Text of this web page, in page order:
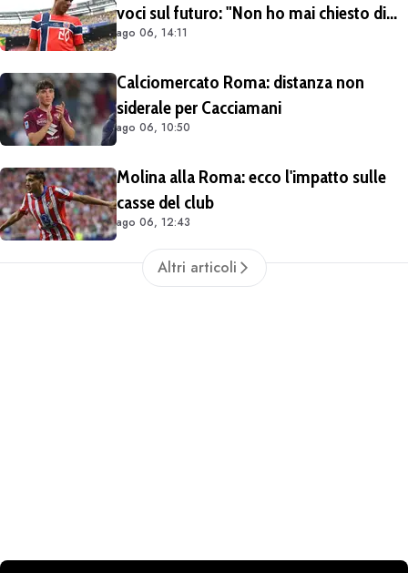
voci sul futuro: "Non ho mai chiesto di
lasciare il Lipsia. I media possono scrivere
ago 06, 14:11
Calciomercato Roma: distanza non
siderale per Cacciamani
ago 06, 10:50
Molina alla Roma: ecco l'impatto sulle
casse del club
ago 06, 12:43
Altri articoli